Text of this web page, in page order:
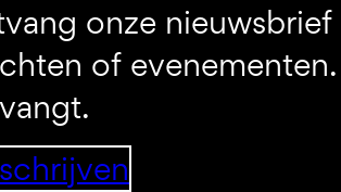
onze
of